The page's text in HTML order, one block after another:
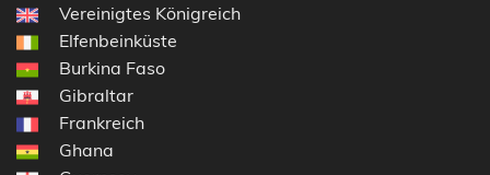
Vereinigtes Königreich
Elfenbeinküste
Burkina Faso
Gibraltar
Frankreich
Ghana